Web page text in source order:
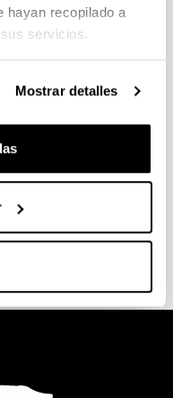
hayan recopilado a
servicios.
Mostrar detalles